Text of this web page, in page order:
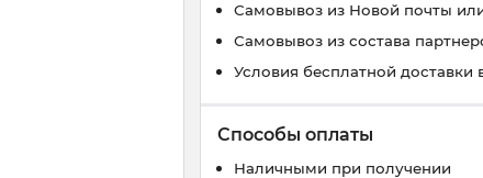
Самовывоз из Новой почты
Самовывоз из состава
Условия бесплатной доставки
Способы оплаты
Наличными при получении